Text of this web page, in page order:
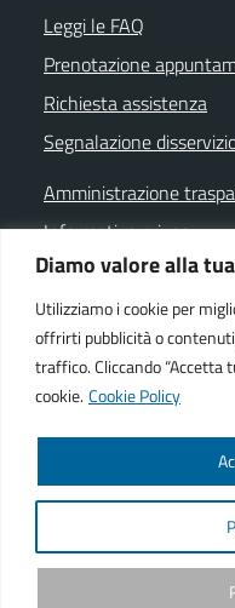
Diamo valore alla
Utilizziamo i cookie per
offrirti pubblicità o
traffico. Cliccando “Accetta
cookie. Cookie Policy
Leggi le FAQ
Prenotazione
Richiesta assistenza
Segnalazione
Amministrazione
Informativa privacy
Note legali
Dichiarazione di
Cookie policy
FacebookFacebook
Powered byWe-COM srl